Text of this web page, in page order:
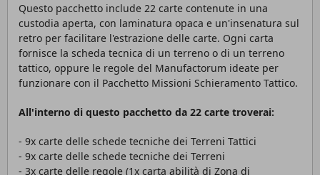
Questo pacchetto include 22 carte contenute in una
custodia aperta, con laminatura opaca e un'insenatura sul
retro per facilitare l'estrazione delle carte. Ogni carta
fornisce la scheda tecnica di un terreno o di un terreno
tattico, oppure le regole del Manufactorum ideate per
funzionare con il Pacchetto Missioni Schieramento Tattico.
All'interno di questo pacchetto da 22 carte troverai:
- 9x carte delle schede tecniche dei Terreni Tattici
- 9x carte delle schede tecniche dei Terreni
- 3x carte delle regole (1x carta abilità di Zona di